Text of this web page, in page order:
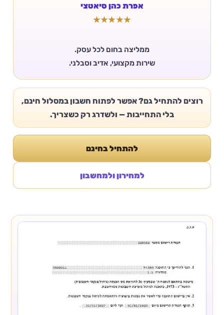
אפרת כהן סיאטצי
★★★★★
שירות מקצועי, אדיב וסבלני.
רוצים להתחיל גם? אפשר לפתוח חשבון במסלול חינם,
בלי התחייבות — ולשדרג רק כשצריך.
להתחיל בחינם
למחירון ולמחשבון